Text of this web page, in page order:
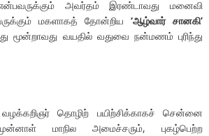
அவர்தம் இரண்டாவது மனைவி
மகளாகத் தோன்றிய ‘ஆழ்வார் சானகி’
மூன்றாவது வயதில் வதுவை நன்மணம் புரிந்து
வழக்கறிஞர் தொழிற் பயிற்சிக்காகச் சென்னை
மாநில அமைச்சரும், புகழ்பெற்ற